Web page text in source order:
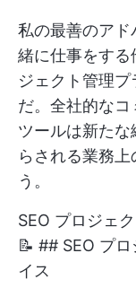
私の最善のア
緒に仕事をする
ジェクト管理
だ。全社的な
ツールは新た
らされる業務
う。
SEO プロジェ
📝 ## SEO プ
イス